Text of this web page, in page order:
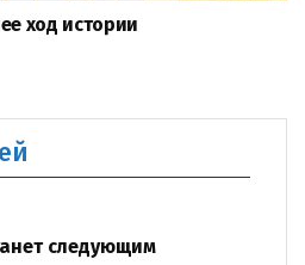
ход истории
следующим